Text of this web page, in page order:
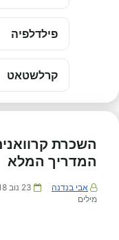
פילדלפיה
קרלשטאט
השכרת
המדריך המלא
אבי בנדנה 23 נוב 2018
מילים